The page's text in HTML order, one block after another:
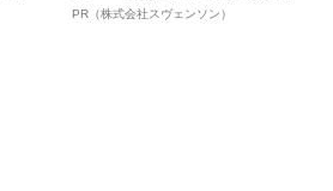
した
オイ”や“ベタつき”を解消す
PR（株式会社スヴェンソン）